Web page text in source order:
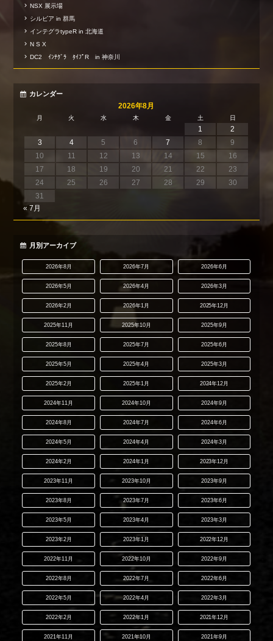
NSX 展示場
シルビア in 群馬
インテグラtypeR in 北海道
N S X
DC2 ｲﾝﾃｸﾞﾗ ﾀｲﾌﾟR in 神奈川
カレンダー
2026年8月
月 火 水 木 金 土 日
1
2
3
4 5 6 7 8
9
10
11 12 13 14 15
16
17
18 19 20 21 22
23
24
25 26 27 28 29
30
31
« 7月
月別アーカイブ
2026年8月 2026年7月 2026年6月
2026年5月 2026年4月 2026年3月
2026年2月 2026年1月 2025年12月
2025年11月 2025年10月 2025年9月
2025年8月 2025年7月 2025年6月
2025年5月 2025年4月 2025年3月
2025年2月 2025年1月 2024年12月
2024年11月 2024年10月 2024年9月
2024年8月 2024年7月 2024年6月
2024年5月 2024年4月 2024年3月
2024年2月 2024年1月 2023年12月
2023年11月 2023年10月 2023年9月
2023年8月 2023年7月 2023年6月
2023年5月 2023年4月 2023年3月
2023年2月 2023年1月 2022年12月
2022年11月 2022年10月 2022年9月
2022年8月 2022年7月 2022年6月
2022年5月 2022年4月 2022年3月
2022年2月 2022年1月 2021年12月
2021年11月 2021年10月 2021年9月